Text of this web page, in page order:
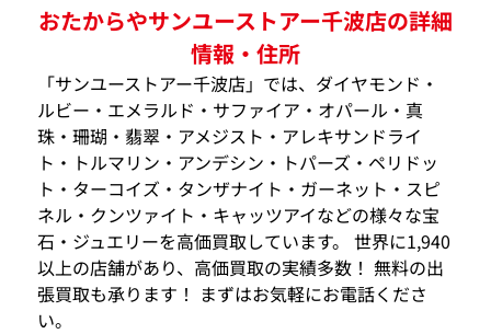
おたからやサンユーストアー千波店の詳細
情報・住所
「サンユーストアー千波店」では、ダイヤモンド・
ルビー・エメラルド・サファイア・オパール・真
珠・珊瑚・翡翠・アメジスト・アレキサンドライ
ト・トルマリン・アンデシン・トパーズ・ペリドッ
ト・ターコイズ・タンザナイト・ガーネット・スピ
ネル・クンツァイト・キャッツアイなどの様々な宝
石・ジュエリーを高価買取しています。 世界に1,940
以上の店舗があり、高価買取の実績多数！ 無料の出
張買取も承ります！ まずはお気軽にお電話くださ
い。